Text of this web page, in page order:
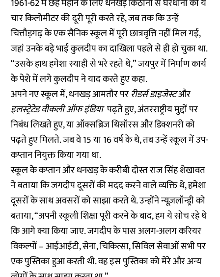
1961-62 में छह महीने के लिए धनखड़ किठाना से घरधाना की ये
चार किलोमीटर की दूरी पूरी करते रहे, जब तक कि उन्हें
चित्तौड़गढ़ के एक सैनिक स्कूल में पूरी छात्रवृत्ति नहीं मिल गई,
जहां उनके बड़े भाई कुलदीप का दाखिला पहले से ही हो चुका था.
“उसके हाथ हमेशा स्याही से भरे रहते थे,” जयपुर में निर्माण कार्य
के पेशे में लगे कुलदीप ने याद करते हुए कहा.
अपने नए स्कूल में, धनखड़ आमतौर पररीडर्स डाइजेस्टऔर
इलस्ट्रेटेड वीकली ऑफ इंडियापढ़ते हुए, अंतरराष्ट्रीय मुद्दों पर
निबंध लिखते हुए, या ऑक्सब्रिज थिसॉरस और डिक्शनरी को
पढ़ते हुए मिलते. जब वे 15 या 16 वर्ष के थे, तब उन्हें स्कूल में उप-
कप्तान नियुक्त किया गया था.
स्कूल के कप्तान और धनखड़ के करीबी दोस्त राज सिंह शेखावत
ने बताया कि जगदीप दूसरों की मदद करने वाले व्यक्ति थे, हमेशा
दूसरों के साथ अवसरों को साझा करते थे. उन्होंने न्यूज़लॉन्ड्री को
बताया, “अपनी स्कूली शिक्षा पूरी करने के बाद, हम ये सोच रहे थे
कि आगे क्या किया जाए. जगदीप के पास अलग-अलग करियर
विकल्पों – आईआईटी, सेना, चिकित्सा, सिविल सेवाओं सभी पर
एक पुस्तिका हुआ करती थी. वह इस पुस्तिका को मेरे और अन्य